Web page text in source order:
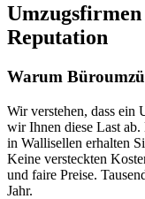
Reputation
Warum
Wir verstehen, dass ein
wir Ihnen diese Last
in Wallisellen erhalten
Keine versteckten
und faire Preise.
Jahr.